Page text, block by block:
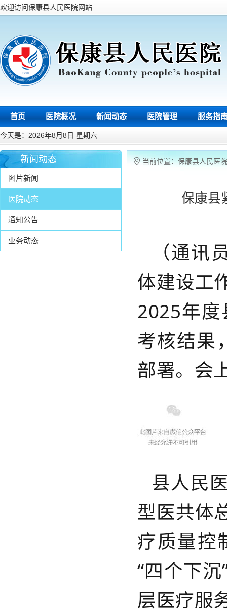
欢迎访问保康县人民医院网站
首页 医院概况 新闻动态 医院管理 服务指
今天是：2026年8月8日 星期六
新闻动态
图片新闻
医院动态
通知公告
业务动态
当前位置：保康县人民医院
保康县
（通
体建设工
2025年
考核结果
部署。会
县人民
型医共体
疗质量控
“四个下
层医疗服